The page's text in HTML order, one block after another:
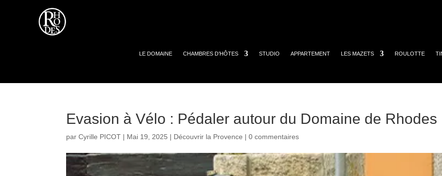
LE DOMAINE CHAMBRES D’HÔTES STUDIO APPARTEMENT LES MAZETS ROULOTTE
Evasion à Vélo : Pédaler autour du Domaine de Rhodes
parCyrille PICOT | Mai 19, 2025 | Découvrir la Provence |0 commentaires